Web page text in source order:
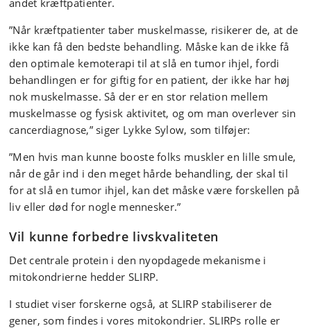
andet kræftpatienter.
”Når kræftpatienter taber muskelmasse, risikerer de, at de
ikke kan få den bedste behandling. Måske kan de ikke få
den optimale kemoterapi til at slå en tumor ihjel, fordi
behandlingen er for giftig for en patient, der ikke har høj
nok muskelmasse. Så der er en stor relation mellem
muskelmasse og fysisk aktivitet, og om man overlever sin
cancerdiagnose,” siger Lykke Sylow, som tilføjer:
”Men hvis man kunne booste folks muskler en lille smule,
når de går ind i den meget hårde behandling, der skal til
for at slå en tumor ihjel, kan det måske være forskellen på
liv eller død for nogle mennesker.”
Vil kunne forbedre livskvaliteten
Det centrale protein i den nyopdagede mekanisme i
mitokondrierne hedder SLIRP.
I studiet viser forskerne også, at SLIRP stabiliserer de
gener, som findes i vores mitokondrier. SLIRPs rolle er